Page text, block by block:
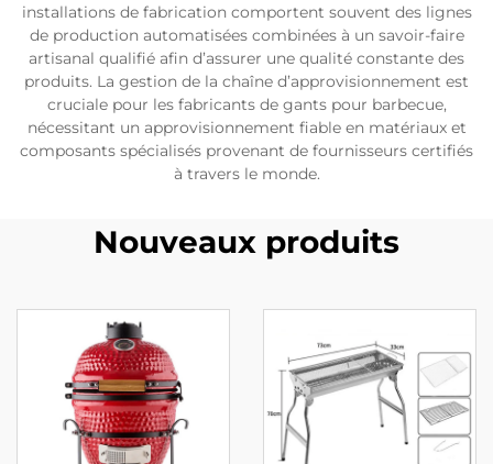
installations de fabrication comportent souvent des lignes
de production automatisées combinées à un savoir-faire
artisanal qualifié afin d’assurer une qualité constante des
produits. La gestion de la chaîne d’approvisionnement est
cruciale pour les fabricants de gants pour barbecue,
nécessitant un approvisionnement fiable en matériaux et
composants spécialisés provenant de fournisseurs certifiés
à travers le monde.
Nouveaux produits